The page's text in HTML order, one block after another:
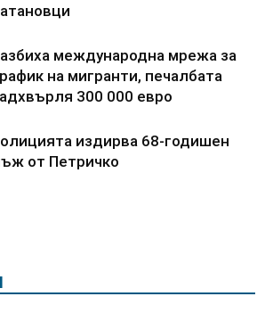
международна мрежа за
на мигранти, печалбата
300 000 евро
издирва 68-годишен
от Петричко